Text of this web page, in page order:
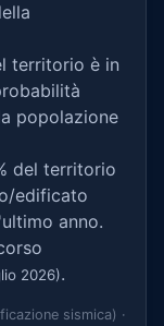
territorio è in
popolazione
del territorio
edificato
anno.
2026).
sismica) ·